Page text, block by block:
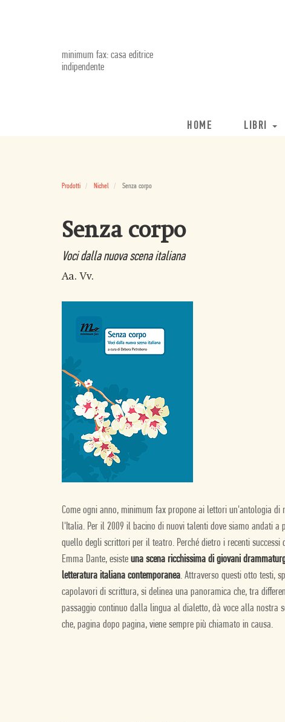
minimum fax: casa editrice
indipendente
HOME LIBRI
Prodotti Nichel Senza corpo
Senza corpo
Voci dalla nuova scena italiana
Aa. Vv.
Come ogni anno, minimum fax propone ai lettori un'antologia di
l'Italia. Per il 2009 il bacino di nuovi talenti dove siamo andati a
quello degli scrittori per il teatro. Perché dietro i recenti successi
Emma Dante, esiste una scena ricchissima di giovani
letteratura italiana contemporanea. Attraverso questi otto testi,
capolavori di scrittura, si delinea una panoramica che, tra
passaggio continuo dalla lingua al dialetto, dà voce alla nostra
che, pagina dopo pagina, viene sempre più chiamato in causa.